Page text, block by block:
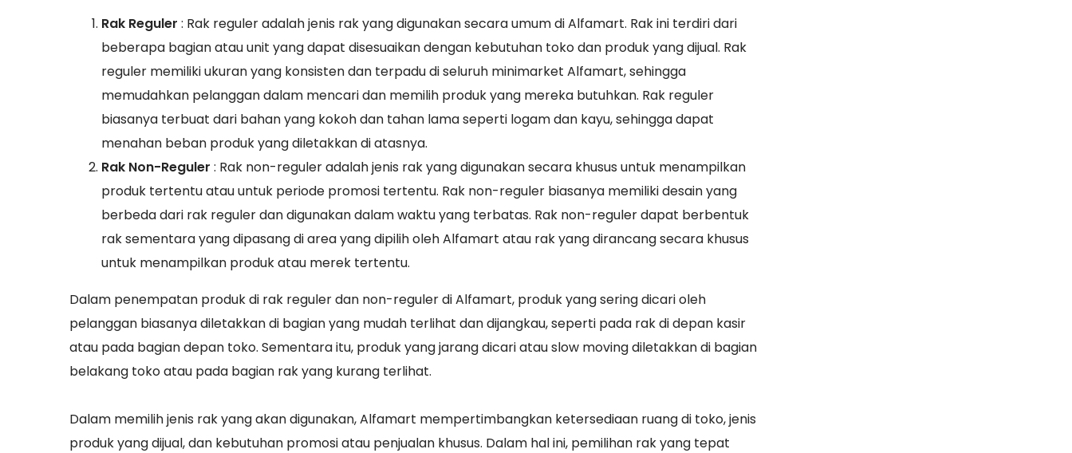
Rak Reguler : Rak reguler adalah jenis rak yang digunakan secara umum di Alfamart. Rak ini terdiri dari
beberapa bagian atau unit yang dapat disesuaikan dengan kebutuhan toko dan produk yang dijual. Rak
reguler memiliki ukuran yang konsisten dan terpadu di seluruh minimarket Alfamart, sehingga
memudahkan pelanggan dalam mencari dan memilih produk yang mereka butuhkan. Rak reguler
biasanya terbuat dari bahan yang kokoh dan tahan lama seperti logam dan kayu, sehingga dapat
menahan beban produk yang diletakkan di atasnya.
Rak Non-Reguler : Rak non-reguler adalah jenis rak yang digunakan secara khusus untuk menampilkan
produk tertentu atau untuk periode promosi tertentu. Rak non-reguler biasanya memiliki desain yang
berbeda dari rak reguler dan digunakan dalam waktu yang terbatas. Rak non-reguler dapat berbentuk
rak sementara yang dipasang di area yang dipilih oleh Alfamart atau rak yang dirancang secara khusus
untuk menampilkan produk atau merek tertentu.
Dalam penempatan produk di rak reguler dan non-reguler di Alfamart, produk yang sering dicari oleh
pelanggan biasanya diletakkan di bagian yang mudah terlihat dan dijangkau, seperti pada rak di depan kasir
atau pada bagian depan toko. Sementara itu, produk yang jarang dicari atau slow moving diletakkan di bagian
belakang toko atau pada bagian rak yang kurang terlihat.
Dalam memilih jenis rak yang akan digunakan, Alfamart mempertimbangkan ketersediaan ruang di toko, jenis
produk yang dijual, dan kebutuhan promosi atau penjualan khusus. Dalam hal ini, pemilihan rak yang tepat